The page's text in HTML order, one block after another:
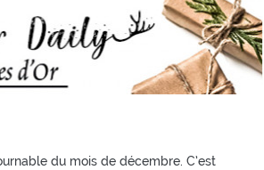
du mois de décembre. C’est